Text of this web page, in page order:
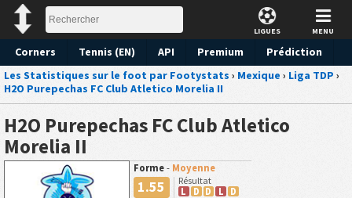
LIGUES MENU
Corners Tennis (EN) API Premium
Prédiction
Les Statistiques sur le foot par Footystats › Mexique › Liga TDP ›
H2O Purepechas FC Club Atletico Morelia II
H2O Purepechas FC Club Atletico
Morelia II
Forme - Moyenne
1.55
Résultat
L
D D L
D